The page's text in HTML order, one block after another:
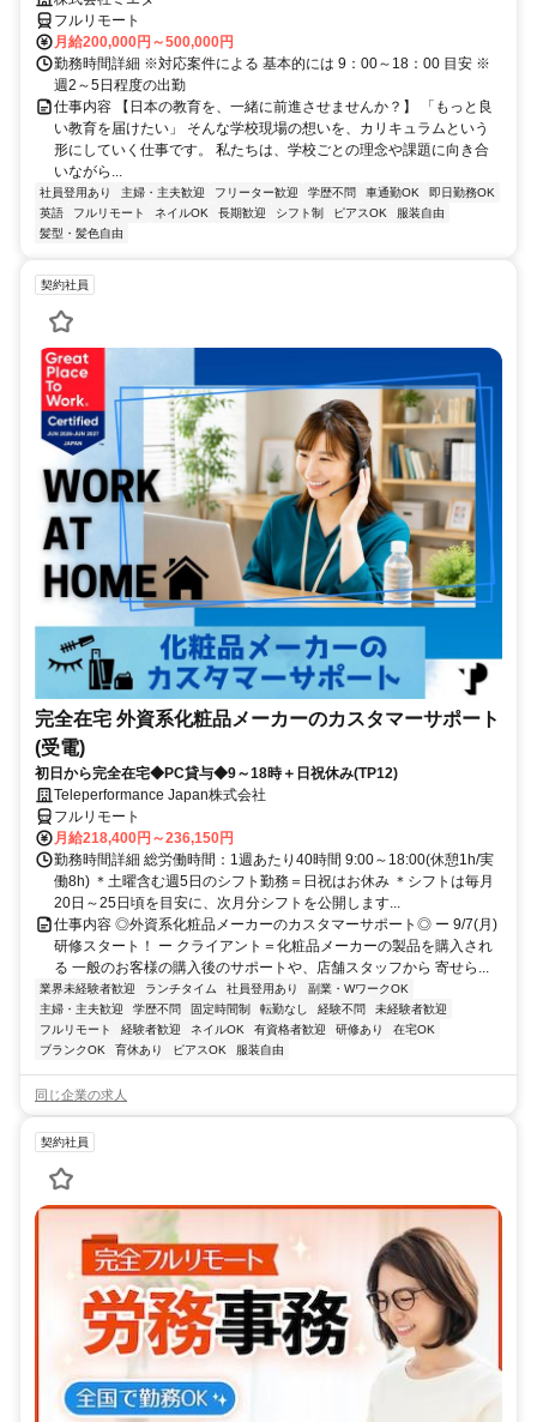
フルリモート
月給200,000円～500,000円
勤務時間詳細 ※対応案件による 基本的には 9：00～18：00 目安 ※
週2～5日程度の出勤
仕事内容 【日本の教育を、一緒に前進させませんか？】 「もっと良
い教育を届けたい」 そんな学校現場の想いを、カリキュラムという
形にしていく仕事です。 私たちは、学校ごとの理念や課題に向き合
いながら...
社員登用あり 主婦・主夫歓迎 フリーター歓迎 学歴不問 車通勤OK
即日勤務OK
英語
フルリモート ネイルOK 長期歓迎 シフト制 ピアスOK
服装自由
髪型・髪色自由
契約社員
完全在宅 外資系化粧品メーカーのカスタマーサポート
(受電)
初日から完全在宅◆PC貸与◆9～18時＋日祝休み(TP12)
Teleperformance Japan株式会社
フルリモート
月給218,400円～236,150円
勤務時間詳細 総労働時間：1週あたり40時間 9:00～18:00(休憩1h/実
働8h) ＊土曜含む週5日のシフト勤務＝日祝はお休み ＊シフトは毎月
20日～25日頃を目安に、次月分シフトを公開します...
仕事内容 ◎外資系化粧品メーカーのカスタマーサポート◎ ー 9/7(月)
研修スタート！ ー クライアント＝化粧品メーカーの製品を購入され
る 一般のお客様の購入後のサポートや、店舗スタッフから 寄せら...
業界未経験者歓迎 ランチタイム 社員登用あり
副業・WワークOK
主婦・主夫歓迎
学歴不問 固定時間制 転勤なし 経験不問
未経験者歓迎
フルリモート
経験者歓迎 ネイルOK 有資格者歓迎 研修あり
在宅OK
ブランクOK
育休あり ピアスOK 服装自由
同じ企業の求人
契約社員